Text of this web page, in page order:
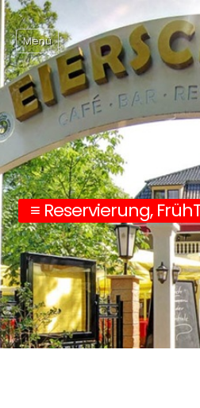
≡ Reservierung,
Menü
Home
Angebote
Es wird wieder getanzt
Reservierung
Ihre Veranstaltung
Gallery